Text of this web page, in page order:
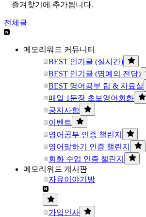
즐겨찾기에 추가됩니다.
전체글
메모리워드 커뮤니티
BEST 인기글 (실시간)
BEST 인기글 (명예의 전당)
BEST 영어공부 팁 & 자료실
매일 1문장 초보영어회화
공지사항
이벤트
영어공부 인증 챌린지
영어말하기 인증 챌린지
회화 수업 인증 챌린지
메모리워드 게시판
자유이야기방
가입인사